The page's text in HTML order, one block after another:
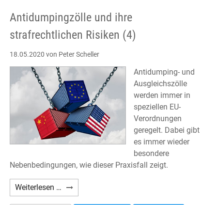
Antidumpingzölle und ihre
strafrechtlichen Risiken (4)
18.05.2020 von Peter Scheller
Antidumping- und
Ausgleichszölle
werden immer in
speziellen EU-
Verordnungen
geregelt. Dabei gibt
es immer wieder
besondere
Nebenbedingungen, wie dieser Praxisfall zeigt.
Weiterlesen … Antidumpingzölle
und